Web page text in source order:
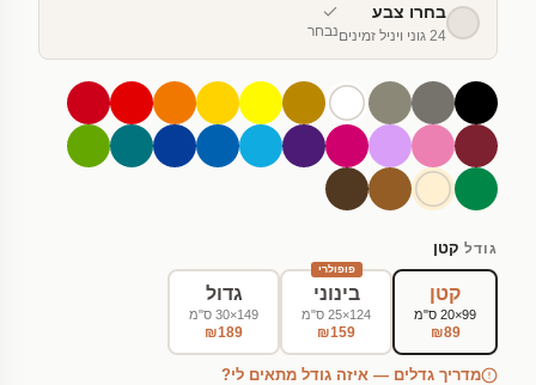
בחרו צבע
24 גוני ויניל זמינים נבחר
גודל קטן
קטן
99×20 ס"מ
₪89
פופולרי
בינוני
124×25 ס"מ
₪159
גדול
149×30 ס"מ
₪189
מדריך גדלים — איזה גודל מתאים לי?